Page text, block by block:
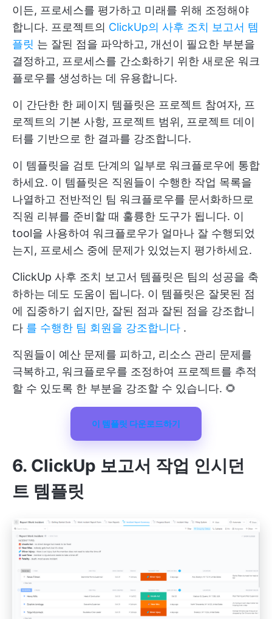
이든, 프로세스를 평가하고 미래를 위해 조정해야
합니다. 프로젝트의 ClickUp의 사후 조치 보고서 템
플릿 는 잘된 점을 파악하고, 개선이 필요한 부분을
결정하고, 프로세스를 간소화하기 위한 새로운 워크
플로우를 생성하는 데 유용합니다.
이 간단한 한 페이지 템플릿은 프로젝트 참여자, 프
로젝트의 기본 사항, 프로젝트 범위, 프로젝트 데이
터를 기반으로 한 결과를 강조합니다.
이 템플릿을 검토 단계의 일부로 워크플로우에 통합
하세요. 이 템플릿은 직원들이 수행한 작업 목록을
나열하고 전반적인 팀 워크플로우를 문서화하므로
직원 리뷰를 준비할 때 훌륭한 도구가 됩니다. 이
tool을 사용하여 워크플로우가 얼마나 잘 수행되었
는지, 프로세스 중에 문제가 있었는지 평가하세요.
ClickUp 사후 조치 보고서 템플릿은 팀의 성공을 축
하하는 데도 도움이 됩니다. 이 템플릿은 잘못된 점
에 집중하기 쉽지만, 잘된 점과 잘된 점을 강조합니
다 를 수행한 팀 회원을 강조합니다 .
직원들이 예산 문제를 피하고, 리소스 관리 문제를
극복하고, 워크플로우를 조정하여 프로젝트를 추적
할 수 있도록 한 부분을 강조할 수 있습니다. 🌻
이 템플릿 다운로드하기
6. ClickUp 보고서 작업 인시던
트 템플릿